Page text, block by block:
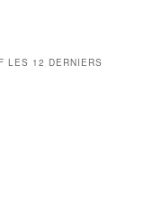
LES 12 DERNIERS